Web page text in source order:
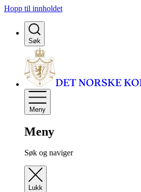
Hopp til innholdet
Søk
Meny
Meny
Søk og naviger
Lukk